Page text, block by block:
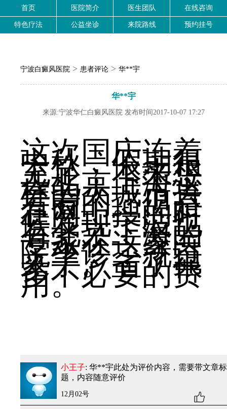
首页 医院简介 医生团队 在线咨询
特色疗法 公益坐诊 来院路线 预约挂号
宁波白癜风医院 > 患者评论 > 华**宇
华**宇
来源:宁波华仁白癜风医院 发布时间2017-10-07 17:27
这次国庆连着
中秋，假期很
充足，本来想
去北京上海这
样的大城市去
看看的。但是
在网上搜的时
候发现宁波也
有北京上海的
专家在这家医
院坐诊，就过
来了。省了很
多不必要的费
用。
小王子: 华**宇此处为评价内容，需要带文章标
题，内容随意评价
12月02号